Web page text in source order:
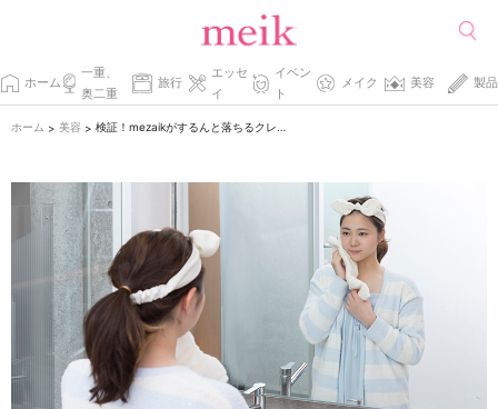
ホーム
一重、
奥二重
旅行
エッセ
イ
イベン
ト
メイク 美容 製品
ホーム > 美容 > 検証！mezaikがするんと落ちるクレンジングって？